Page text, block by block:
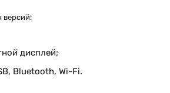
версий:
дисплей;
Bluetooth, Wi-Fi.